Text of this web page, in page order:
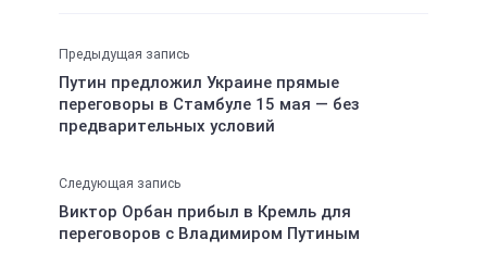
Предыдущая запись
Путин предложил Украине прямые
переговоры в Стамбуле 15 мая — без
предварительных условий
Следующая запись
Виктор Орбан прибыл в Кремль для
переговоров с Владимиром Путиным